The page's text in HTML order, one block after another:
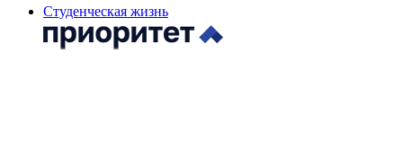
Студенческая жизнь